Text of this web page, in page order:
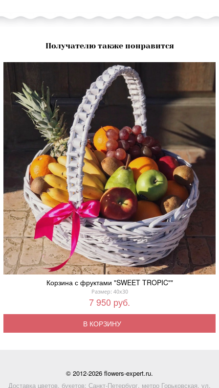
Получателю также понравится
Корзина с фруктами "SWEET TROPIC""
Размер: 40x30
7 950 руб.
В КОРЗИНУ
© 2012-2026 flowers-expert.ru.
Доставка цветов, букетов: Санкт-Петербург, метро Горьковская, ул.